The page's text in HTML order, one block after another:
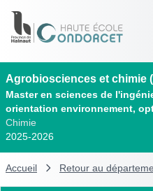
Agrobiosciences et chimie
Master en sciences de
orientation environnement,
Chimie
2025-2026
Accueil Retour au